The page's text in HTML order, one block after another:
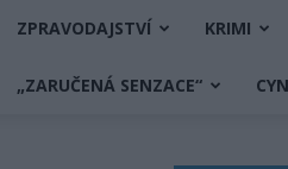
ZPRAVODAJSTVÍ KRIMI
„ZARUČENÁ SENZACE“